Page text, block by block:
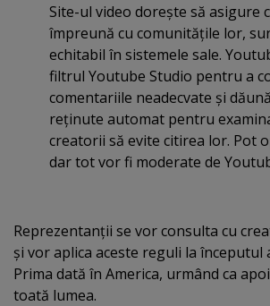
Site-ul video doreşte să asigure
împreună cu comunităţile lor,
echitabil în sistemele sale.
filtrul Youtube Studio pentru a
comentariile neadecvate şi
reţinute automat pentru
creatorii să evite citirea lor. Pot
dar tot vor fi moderate de
Reprezentanţii se vor consulta cu
şi vor aplica aceste reguli la începutul
Prima dată în America, urmând ca
toată lumea.